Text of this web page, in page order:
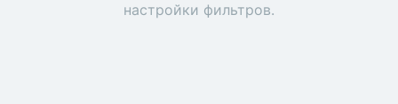
настройки фильтров.